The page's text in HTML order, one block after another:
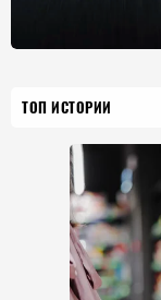
ТОП ИСТОРИИ